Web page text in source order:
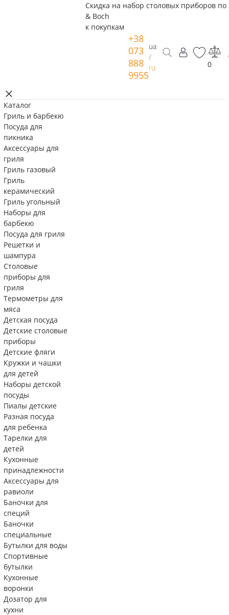
Скидка на набор столовых приборов
& Boch
к покупкам
+38
073
888
9955
ua
/
ru
0
Каталог
Гриль и барбекю
Посуда для
пикника
Аксессуары для
гриля
Гриль газовый
Гриль
керамический
Гриль угольный
Наборы для
барбекю
Посуда для гриля
Решетки и
шампура
Столовые
приборы для
гриля
Термометры для
мяса
Детская посуда
Детские столовые
приборы
Детские фляги
Кружки и чашки
для детей
Наборы детской
посуды
Пиалы детские
Разная посуда
для ребенка
Тарелки для
детей
Кухонные
принадлежности
Аксессуары для
равиоли
Баночки для
специй
Баночки
специальные
Бутылки для воды
Спортивные
бутылки
Кухонные
воронки
Дозатор для
кухни